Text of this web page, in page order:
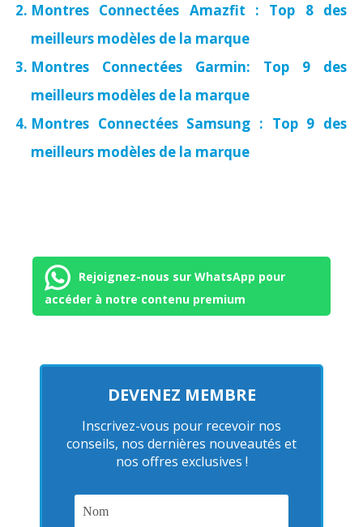
Montres Connectées Amazfit : Top 8 des
meilleurs modèles de la marque
Montres Connectées Garmin: Top 9 des
meilleurs modèles de la marque
Montres Connectées Samsung : Top 9 des
meilleurs modèles de la marque
Rejoignez-nous sur WhatsApp pour
accéder à notre contenu premium
DEVENEZ MEMBRE
Inscrivez-vous pour recevoir nos
conseils, nos dernières nouveautés et
nos offres exclusives !